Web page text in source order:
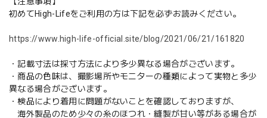
初めてHigh-Lifeをご利用の方は下記を必ずお読みください。
https://www.high-life-official.site/blog/2021/06/21/161820
・記載寸法は採寸方法により多少異なる場合がございます。
・商品の色味は、撮影場所やモニターの種類によって実物と多少
異なる場合がございます。
・検品により着用に問題がないことを確認しておりますが、
海外製品のため少々の糸のほつれ・縫製が甘い等がある場合が